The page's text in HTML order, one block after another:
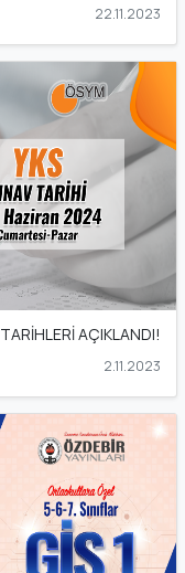
22.11.2023
AÇIKLANDI!
2.11.2023